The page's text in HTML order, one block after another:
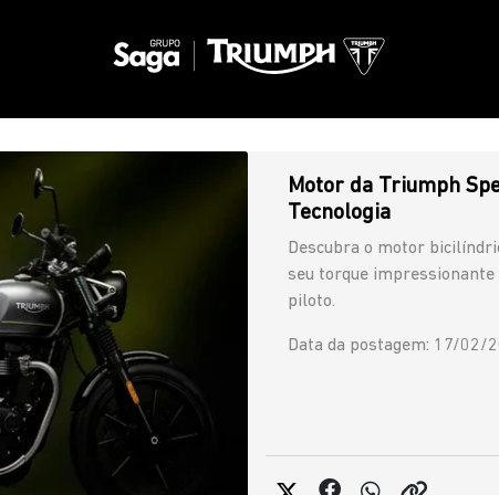
Motor da Triumph
Tecnologia
Descubra o motor
seu torque impressionante
piloto.
Data da postagem: 17/02/